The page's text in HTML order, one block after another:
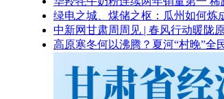
绿电之城、煤储之枢：瓜州如何炼
中新网甘肃周周见 | 春风行动暖陇
高原寒冬何以沸腾？夏河“村晚”全